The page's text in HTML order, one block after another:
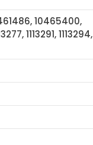
10465400,
1113291, 1113294,